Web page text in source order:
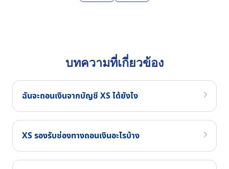
บทความที่เกี่ยวข้อง
ฉันจะถอนเงินจากบัญชี XS ได้ยังไง
XS รองรับช่องทางถอนเงินอะไรบ้าง